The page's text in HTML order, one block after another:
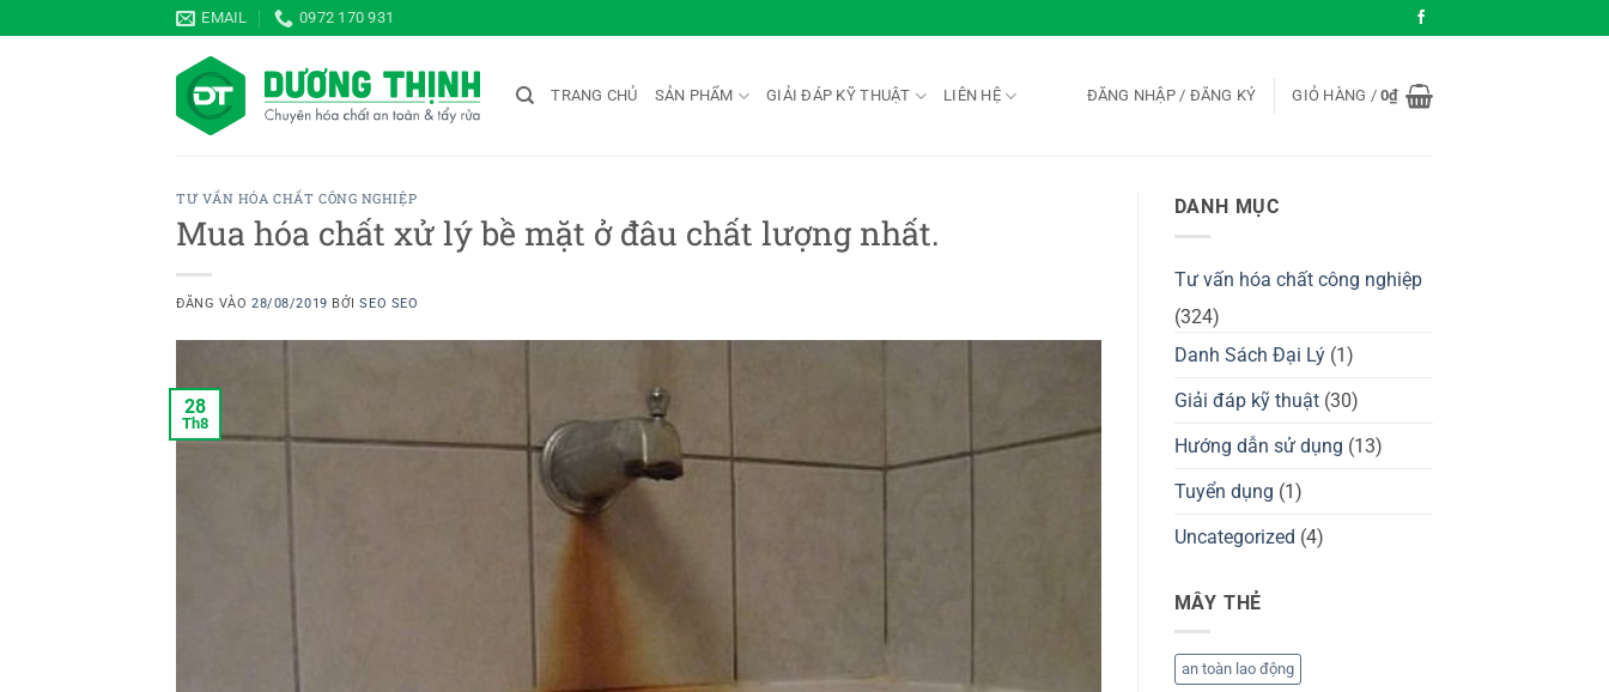
qua
EMAIL 0972 170 931
TRANG CHỦ SẢN PHẨM GIẢI ĐÁP KỸ THUẬT LIÊN HỆ ĐĂNG NHẬP / ĐĂNG KÝ GIỎ HÀNG /0₫
TƯ VẤN HÓA CHẤT CÔNG NGHIỆP
Mua hóa chất xử lý bề mặt ở đâu chất lượng nhất.
ĐĂNG VÀO28/08/2019 BỞISEO SEO
28
Th8
DANH MỤC
Tư vấn hóa chất công nghiệp
(324)
Danh Sách Đại Lý(1)
Giải đáp kỹ thuật(30)
Hướng dẫn sử dụng (13)
Tuyển dụng (1)
Uncategorized (4)
MÂY THẺ
an toàn lao động